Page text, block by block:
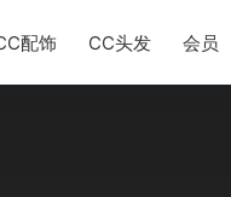
配饰 CC头发 会员